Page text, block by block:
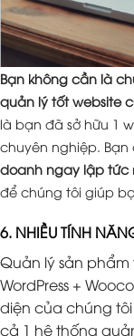
Bạn không cần là
quản lý tốt website
là bạn đã sở hữu 1
chuyên nghiệp.
doanh ngay lập tức
để chúng tôi giúp
6. NHIỀU TÍNH
Quản lý sản phẩm
WordPress +
diện của chúng
cả 1 hệ thống